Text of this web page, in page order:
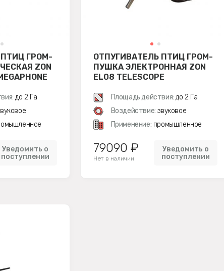
ГРОМ-
ZON
до 2 Га
Уведомить о
поступлении
ОТПУГИВАТЕЛЬ ПТИЦ ГРОМ-
ПУШКА ЭЛЕКТРОННАЯ ZON
EL08 TELESCOPE
Площадь действия: до 2 Га
Воздействие: звуковое
Применение: промышленное
79090 ₽
Нет в наличии
Уведомить о
поступлении